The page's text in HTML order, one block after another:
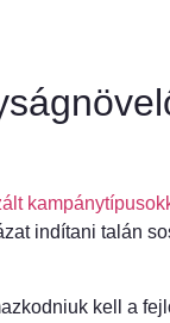
indítani talán
kell a